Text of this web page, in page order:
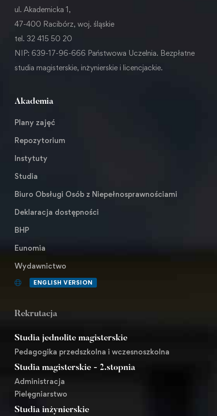
ul. Akademicka 1,
47-400 Racibórz, woj. śląskie
tel. 32 415 50 20
NIP: 639-17-96-666 Państwowa Uczelnia. Bezpłatne
studia magisterskie, inżynierskie i licencjackie.
Akademia
Plany zajęć
Repozytorium
Instytuty
Studia
Biuro Obsługi Osób z Niepełnosprawnościami
Deklaracja dostępności
BHP
Eunomia
Wydawnictwo
ENGLISH VERSION
Rekrutacja
Studia jednolite magisterskie
Pedagogika przedszkolna i wczesnoszkolna
Studia magisterskie - 2.stopnia
Administracja
Pielęgniarstwo
Studia inżynierskie